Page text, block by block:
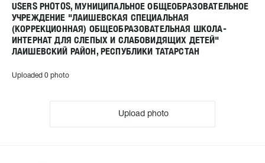
USERS PHOTOS, МУНИЦИПАЛЬНОЕ ОБЩЕОБРАЗОВАТЕЛЬНОЕ
УЧРЕЖДЕНИЕ "ЛАИШЕВСКАЯ СПЕЦИАЛЬНАЯ
(КОРРЕКЦИОННАЯ) ОБЩЕОБРАЗОВАТЕЛЬНАЯ ШКОЛА-
ИНТЕРНАТ ДЛЯ СЛЕПЫХ И СЛАБОВИДЯЩИХ ДЕТЕЙ"
ЛАИШЕВСКИЙ РАЙОН, РЕСПУБЛИКИ ТАТАРСТАН
Uploaded 0 photo
Upload photo